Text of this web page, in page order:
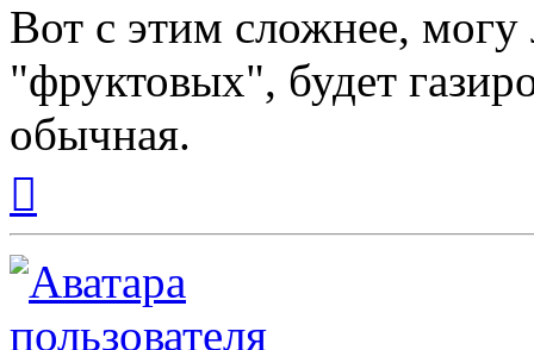
Вот с этим сложнее, могу
"фруктовых", будет
обычная.
началу